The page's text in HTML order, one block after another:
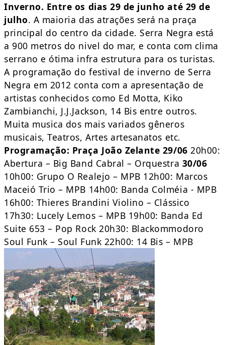
Inverno. Entre os dias 29 de junho até 29 de
julho. A maioria das atrações será na praça
principal do centro da cidade. Serra Negra está
a 900 metros do nivel do mar, e conta com clima
serrano e ótima infra estrutura para os turistas.
A programação do festival de inverno de Serra
Negra em 2012 conta com a apresentação de
artistas conhecidos como Ed Motta, Kiko
Zambianchi, J.J.Jackson, 14 Bis entre outros.
Muita musica dos mais variados gêneros
musicais, Teatros, Artes artesanatos etc.
Programação: Praça João Zelante 29/06 20h00:
Abertura – Big Band Cabral – Orquestra 30/06
10h00: Grupo O Realejo – MPB 12h00: Marcos
Maceió Trio – MPB 14h00: Banda Colméia - MPB
16h00: Thieres Brandini Violino – Clássico
17h30: Lucely Lemos – MPB 19h00: Banda Ed
Suite 653 – Pop Rock 20h30: Blackommodoro
Soul Funk – Soul Funk 22h00: 14 Bis – MPB